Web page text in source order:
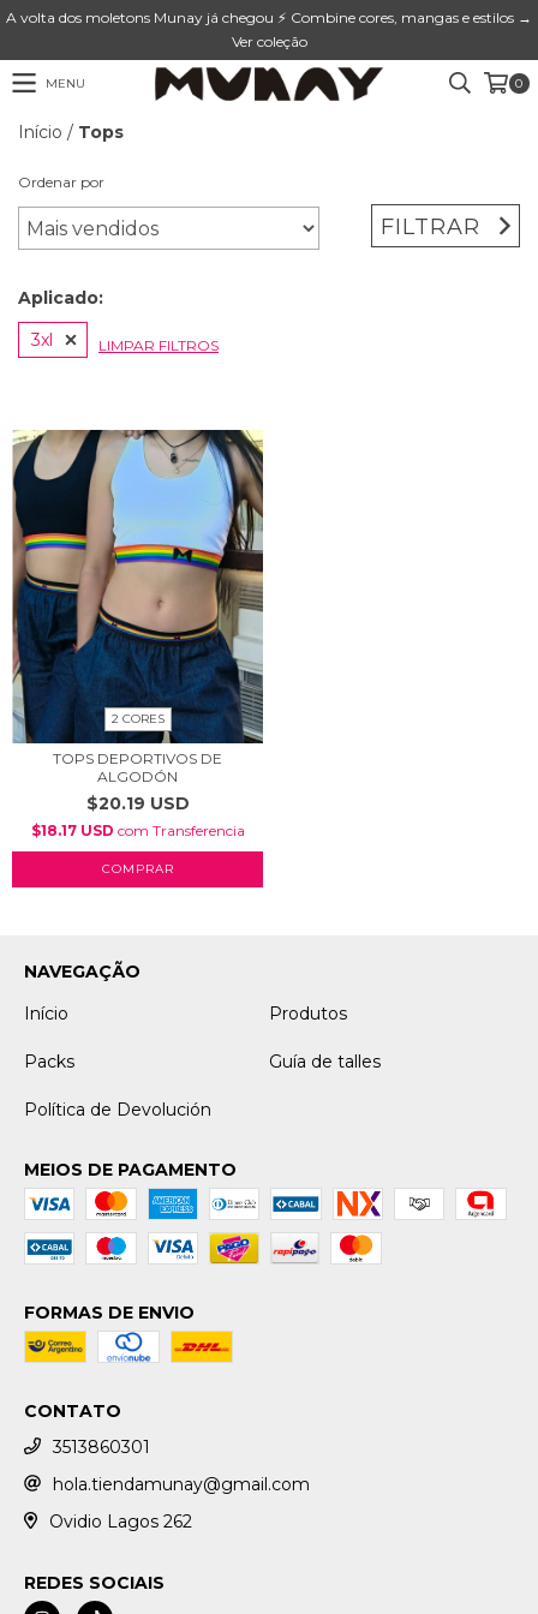
A volta dos moletons Munay já chegou ⚡ Combine cores, mangas e estilos →
Ver coleção
MENU 0
Início / Tops
Ordenar por
FILTRAR
Aplicado:
3xl
LIMPAR FILTROS
2 CORES
TOPS DEPORTIVOS DE
ALGODÓN
$20.19 USD
$18.17 USD com Transferencia
COMPRAR
NAVEGAÇÃO
Início
Produtos
Packs Guía de talles
Política de Devolución
MEIOS DE PAGAMENTO
FORMAS DE ENVIO
CONTATO
3513860301
hola.tiendamunay@gmail.com
Ovidio Lagos 262
REDES SOCIAIS